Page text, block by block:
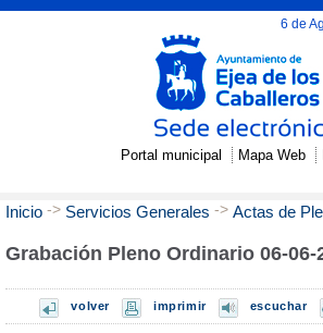
6 de
Portal municipal Mapa Web
Inicio -> Servicios Generales -> Actas de
Grabación Pleno Ordinario 06-06-
volver imprimir escuchar